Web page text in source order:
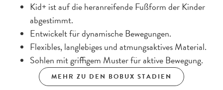
Kid+ ist auf die heranreifende Fußform der Kinder
abgestimmt.
Entwickelt für dynamische Bewegungen.
Flexibles, langlebiges und atmungsaktives Material.
Sohlen mit griffigem Muster für aktive Bewegung.
MEHR ZU DEN BOBUX STADIEN